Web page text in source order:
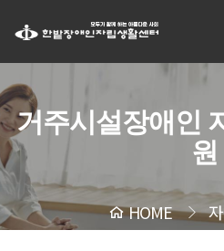
거주시설장애인
원
HOME
거주시설장애인 지